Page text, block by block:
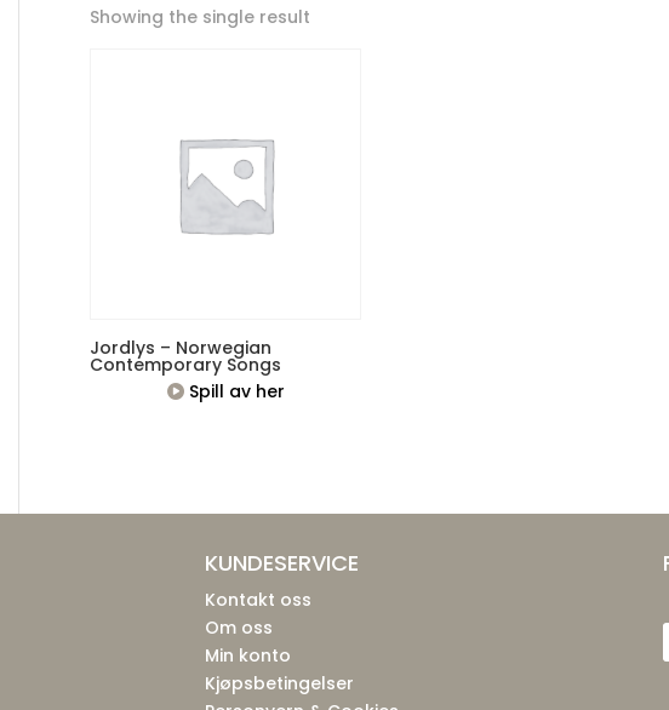
Showing the single result
Jordlys – Norwegian
Contemporary Songs
Spill av her
KUNDESERVICE
Kontakt oss
Om oss
Min konto
Kjøpsbetingelser